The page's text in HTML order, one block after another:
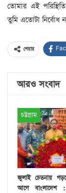
তোমার এই
তুমি এতোটা নির্বোধ
শেয়ার
আরও সংবাদ
চট্টগ্রাম
জুলাই চেতনায়
আগে বাংলাদেশ